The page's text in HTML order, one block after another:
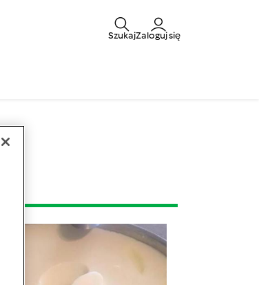
SzukajZaloguj się